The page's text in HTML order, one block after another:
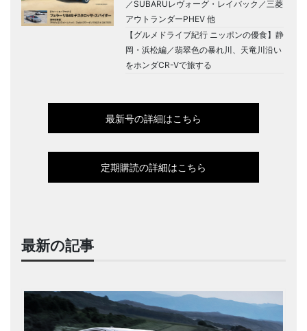
／SUBARUレヴォーグ・レイバック／三菱
アウトランダーPHEV 他
【グルメドライブ紀行 ニッポンの優食】静
岡・浜松編／翡翠色の暴れ川、天竜川沿い
をホンダCR-Vで旅する
最新号の詳細はこちら
定期購読の詳細はこちら
最新の記事